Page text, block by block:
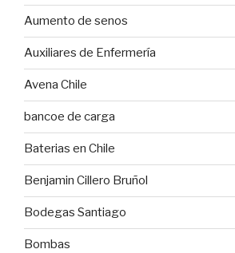
Aumento de senos
Auxiliares de Enfermería
Avena Chile
bancoe de carga
Baterias en Chile
Benjamin Cillero Bruñol
Bodegas Santiago
Bombas